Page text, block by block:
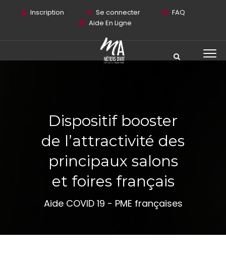
Inscription Se connecter
FAQ
Aide En Ligne
Dispositif booster
de l’attractivité des
principaux salons
et foires français
Aide COVID 19 - PME françaises